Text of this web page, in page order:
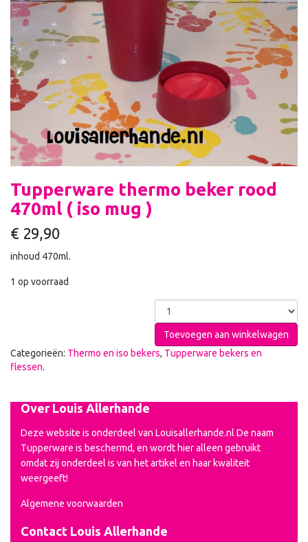
Tupperware thermo beker rood
470ml ( iso mug )
€ 29,90
inhoud 470ml.
1 op voorraad
Toevoegen aan winkelwagen
Categorieën: Thermo en iso bekers, Tupperware bekers en
flessen.
Over Louis Allerhande
Deze website is onderdeel van Louisallerhande.nl De naam
Tupperware is beschermd, en wordt hier alleen gebruikt
omdat zij onderdeel is van het artikel en haar kwaliteit
weergeeft!
Algemene voorwaarden
Contact Louis Allerhande